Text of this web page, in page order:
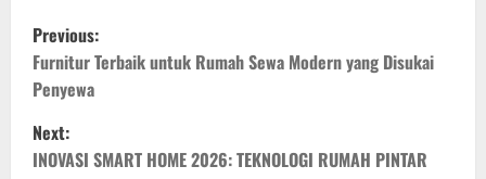
P
o
s
t
Previous:
Furnitur Terbaik untuk Rumah Sewa Modern yang Disukai
Penyewa
Next:
INOVASI SMART HOME 2026: TEKNOLOGI RUMAH PINTAR